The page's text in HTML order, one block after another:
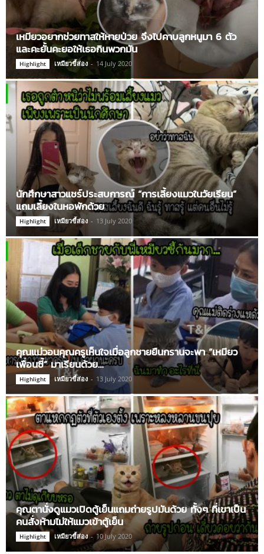
เหมียวอยากช่วยทาสให้หายป่วย จึงไปคาบลูกหนูมา 6 ตัว
และคะยั้นคะยอให้เธอกินพวกมัน
Highlight เหมียวขี้ส่อง - 14 July 2020
นักศึกษาสาวแชร์ประสบการณ์ “การเลี้ยงแมวในวัยเรียน”
แถมเลี้ยงในหอพักด้วย
Highlight เหมียวขี้ส่อง - 13 July 2020
คุณแม่วอนคุณครูเห็นใจเมื่อลูกชายยืนกรานจะพา “เหมียว
เพื่อนซี้” มาเรียนด้วย…
Highlight เหมียวขี้ส่อง - 13 July 2020
คุณตานั่งดูแมวเปิดตู้เย็นแถมถ่ายรูปมันด้วย ทั้งๆ ที่เขาเป็น
คนสั่งห้ามไม่ให้แมวเข้าตู้เย็น
Highlight เหมียวขี้ส่อง - 10 July 2020